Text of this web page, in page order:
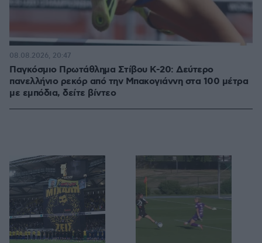
Παγκόσμιο Πρωτάθλημα Στίβου Κ-20: Δεύτερο
πανελλήνιο ρεκόρ από την Μπακογιάννη στα 100 μέτρα
με εμπόδια, δείτε βίντεο
08.08.2026, 20:47